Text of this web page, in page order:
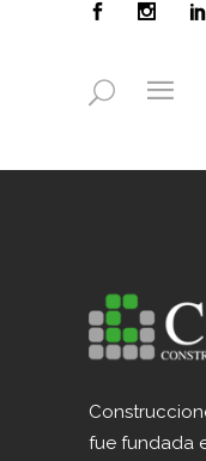
fue fundada